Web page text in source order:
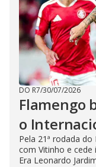
DO R7/30/07/2026
Flamengo
o
Pela 21ª rodada
com Vitinho e cede
Era Leonardo